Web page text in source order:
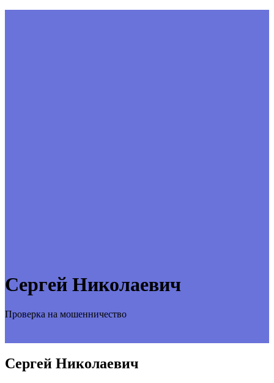
Сергей Николаевич
Проверка на мошенничество
Сергей Николаевич